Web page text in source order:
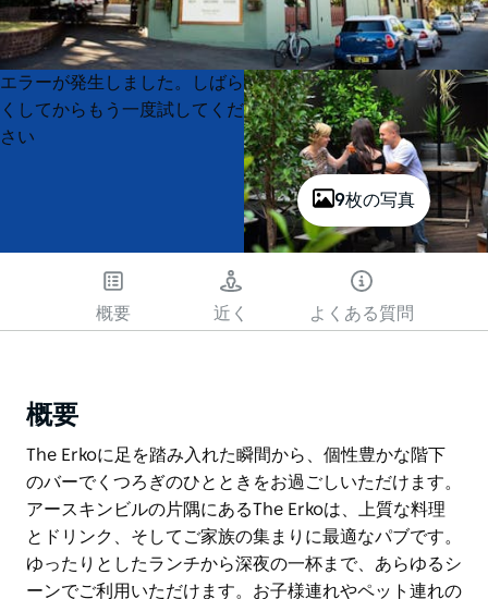
9枚の写真
Product
List
Product
List
エラーが発生しました。しばら
くしてからもう一度試してくだ
さい
概要 近く よくある質問
概要
The Erkoに足を踏み入れた瞬間から、個性豊かな階下
のバーでくつろぎのひとときをお過ごしいただけます。
アースキンビルの片隅にあるThe Erkoは、上質な料理
とドリンク、そしてご家族の集まりに最適なパブです。
ゆったりとしたランチから深夜の一杯まで、あらゆるシ
ーンでご利用いただけます。お子様連れやペット連れの